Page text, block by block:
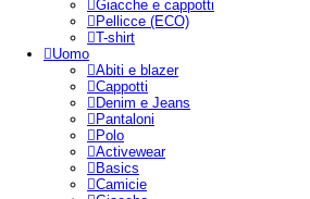
Giacche e cappotti
Pellicce (ECO)
T-shirt
Uomo
Abiti e blazer
Cappotti
Denim e Jeans
Pantaloni
Polo
Activewear
Basics
Camicie